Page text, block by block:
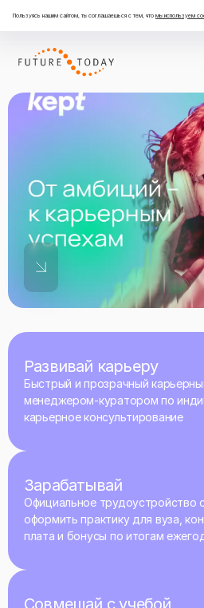
Пользуясь нашим сайтом, ты соглашаешься с тем, что мы используем
Стажировка в аудите Kept
Развивай карьеру
Быстрый и прозрачный
менеджером-куратором по
карьерное консультирование
Зарабатывай
Официальное трудоустройство
оформить практику для вуза,
плата и бонусы по итогам
Совмещай с учебой